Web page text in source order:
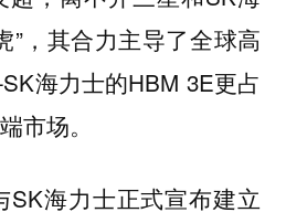
”，其合力主导了全球高
海力士的HBM 3E更占
市场。
SK海力士正式宣布建立